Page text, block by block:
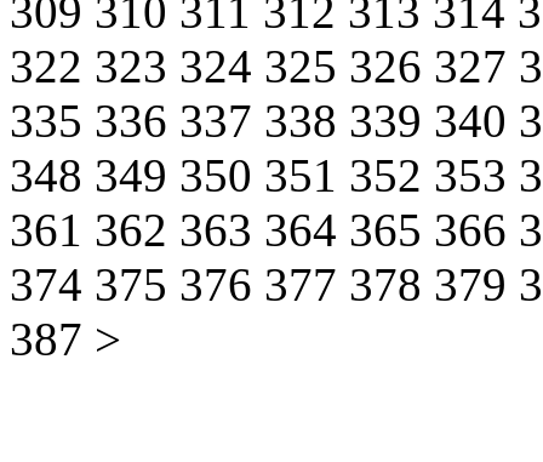
309 310 311 312 313 314
322 323 324 325 326 327
335 336 337 338 339 340
348 349 350 351 352 353
361 362 363 364 365 366
374 375 376 377 378 379
387 >